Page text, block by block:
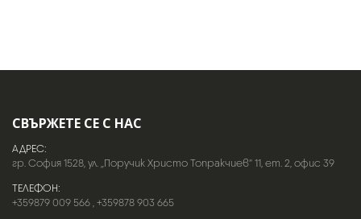
СВЪРЖЕТЕ СЕ С НАС
АДРЕС:
гр. София 1528, ул. „Поручик Христо Топракчиев“ 11, ет. 2, офис 39
ТЕЛЕФОН:
+359879 009 566,+359878 903 665